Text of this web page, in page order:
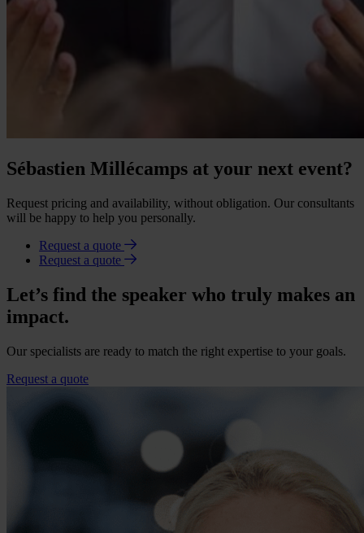
Sébastien Millécamps at your next event?
Request pricing and availability, without obligation. Our consultants
will be happy to help you personally.
Request a quote
Request a quote
Let’s find the speaker who truly makes an
impact.
Our specialists are ready to match the right expertise to your goals.
Request a quote